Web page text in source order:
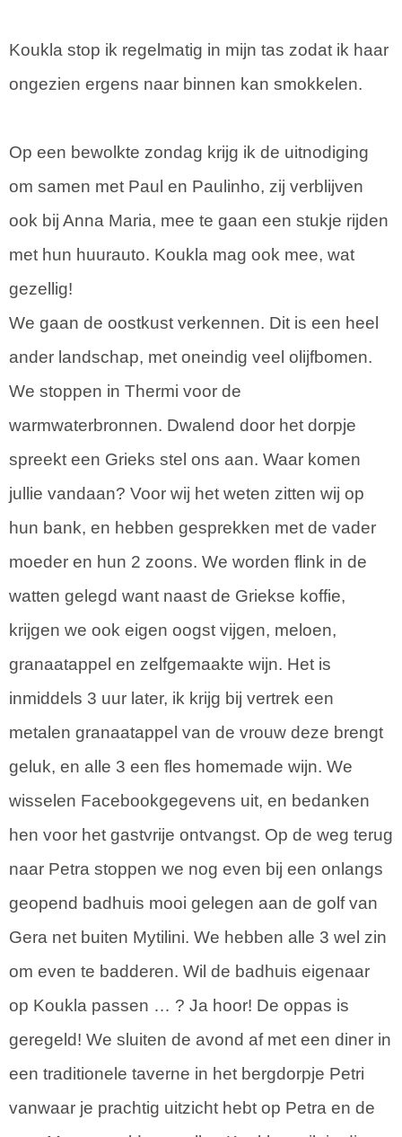
Koukla stop ik regelmatig in mijn tas zodat ik haar
ongezien ergens naar binnen kan smokkelen.
Op een bewolkte zondag krijg ik de uitnodiging
om samen met Paul en Paulinho, zij verblijven
ook bij Anna Maria, mee te gaan een stukje rijden
met hun huurauto. Koukla mag ook mee, wat
gezellig!
We gaan de oostkust verkennen. Dit is een heel
ander landschap, met oneindig veel olijfbomen.
We stoppen in Thermi voor de
warmwaterbronnen. Dwalend door het dorpje
spreekt een Grieks stel ons aan. Waar komen
jullie vandaan? Voor wij het weten zitten wij op
hun bank, en hebben gesprekken met de vader
moeder en hun 2 zoons. We worden flink in de
watten gelegd want naast de Griekse koffie,
krijgen we ook eigen oogst vijgen, meloen,
granaatappel en zelfgemaakte wijn. Het is
inmiddels 3 uur later, ik krijg bij vertrek een
metalen granaatappel van de vrouw deze brengt
geluk, en alle 3 een fles homemade wijn. We
wisselen Facebookgegevens uit, en bedanken
hen voor het gastvrije ontvangst. Op de weg terug
naar Petra stoppen we nog even bij een onlangs
geopend badhuis mooi gelegen aan de golf van
Gera net buiten Mytilini. We hebben alle 3 wel zin
om even te badderen. Wil de badhuis eigenaar
op Koukla passen … ? Ja hoor! De oppas is
geregeld! We sluiten de avond af met een diner in
een traditionele taverne in het bergdorpje Petri
vanwaar je prachtig uitzicht hebt op Petra en de